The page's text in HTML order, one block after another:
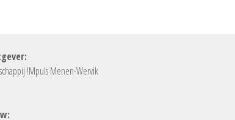
!Mpuls Menen-Wervik